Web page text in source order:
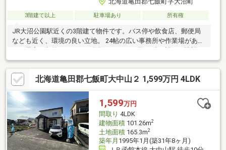
3階建て以上 駐車場あり 所有権
JR大沼公園駅近くの3階建て物件です。バス停や飲食店、郵便局
なども近く、環境の良い立地。 24帖の広い事務所や作業場がある
和の雰囲気がきれいなお庭も魅力です。
北海道亀田郡七飯町大中山２ 1,599万円 4LDK
1,599万円
間取り 4LDK
建物面積101.26m2
土地面積165.3m2
築年月 1995年1月(築31年8ヶ月)